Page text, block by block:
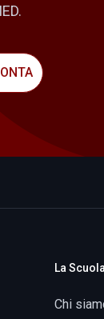
La Scuola
Chi